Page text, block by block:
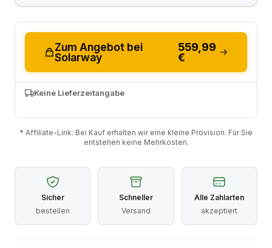
Zum Angebot bei
Solarway
559,99
€
Keine Lieferzeitangabe
* Affiliate-Link: Bei Kauf erhalten wir eine kleine Provision. Für Sie
entstehen keine Mehrkosten.
Sicher
bestellen
Schneller
Versand
Alle Zahlarten
akzeptiert